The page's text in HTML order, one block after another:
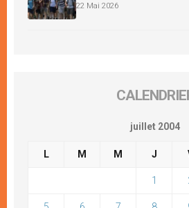
22 Mai 2026
juillet 2004
L M M J
1